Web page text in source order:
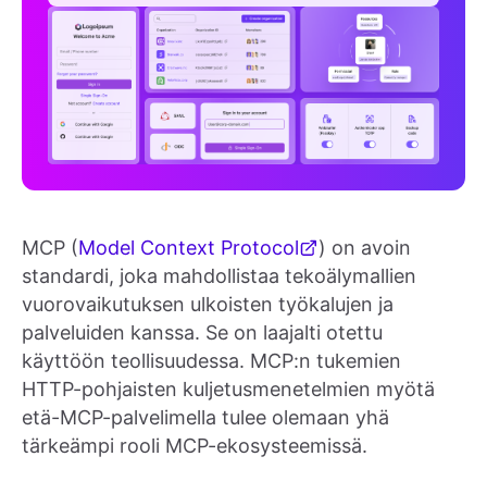
MCP (Model Context Protocol
) on avoin
standardi, joka mahdollistaa tekoälymallien
vuorovaikutuksen ulkoisten työkalujen ja
palveluiden kanssa. Se on laajalti otettu
käyttöön teollisuudessa. MCP:n tukemien
HTTP-pohjaisten kuljetusmenetelmien myötä
etä-MCP-palvelimella tulee olemaan yhä
tärkeämpi rooli MCP-ekosysteemissä.